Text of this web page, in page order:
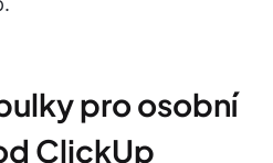
pro osobní
ClickUp